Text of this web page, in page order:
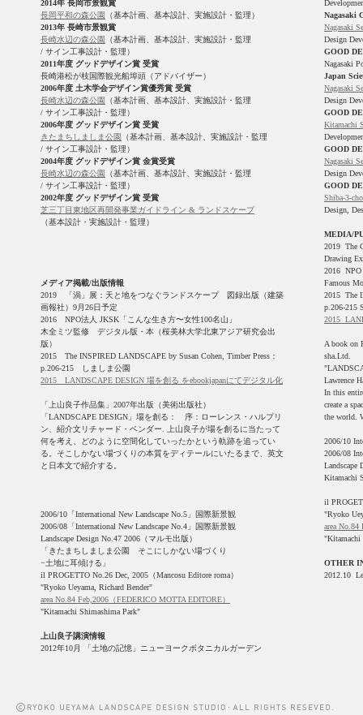
2014年 長岡市景観賞
長岡平和の森公園
（基本計画、基本設計、実施設計・監理）
2013年 長崎市景観賞
長崎水辺の森公園
（基本計画、基本設計、実施設計・監理
/ サイン工事設計・監理）
2011年度 グッドデザイン賞 受賞
長崎港松が枝国際観光船埠頭（アドバイザー）
2006年度 土木学会デザイン賞優秀賞 受賞
長崎水辺の森公園
（基本計画、基本設計、実施設計・監理
/ サイン工事設計・監理）
2006年度 グッドデザイン賞 受賞
きたまちしましま公園
（基本計画、基本設計、実施設計・監理
/ サイン工事設計・監理）
2004年度 グッドデザイン賞 金賞受賞
長崎水辺の森公園
（基本計画、基本設計、実施設計・監理
/ サイン工事設計・監理）
2002年度 グッドデザイン賞 受賞
芝三丁目東地区再開発事業ガイドライン & ランドスケープ
（基本設計・実施設計・監理）
メディア掲載/出版情報
2019 「渦」展：天と地をつなぐランドスケープ 図録出版（建築
画報社）9月26日予定
2016 NPO法人 JKSK「こんな生き方〜女性100名山」
木全ミツ監修 デジタル版・本（桜美林大学北東アジア研究会出
版）
2015 The INSPIRED LANDSCAPE by Susan Cohen, Timber Press：
p.206-215 しましま公園
2015 LANDSCAPE DESIGN 場を創る をebookjapanにてデジタル化
「上山良子作品集」2007年出版（美術出版社）
「LANDSCAPE DESIGN」場を創る： 序：ローレンス・ハルプリ
ン、紹介文リチャード・ベンダー. 上山良子が場を創るに当たって
何を考え、どのように空間化していったかという軌跡を追ってい
る。そこしかない場づくりの本質をディテールにいたるまで、英文
と日本文で紹介する。
2006/10「International New Landscape No.5」国際新景観
2006/08「International New Landscape No.4」国際新景観
Landscape Design No.47 2006（マルモ出版）
「きたまちしましま公園 そこにしかない場づくり
−土地に耳傾ける」
il PROGETTO No.26 Dec, 2005（Mancosu Editore roma）
"Ryoko Ueyama, Richard Bender"
area No.84 Feb,2006（FEDERICO MOTTA EDITORE）
"Kitamachi Shimashima Park"
上山良子講演情報
2012年10月 「土地の記憶」ニューヨークボタニカルガーデン
Nagasaki
Nagasaki
Design
GOOD
Nagasaki
Japan
Nagasaki
Design
GOOD
Kitamachi
GOOD
Nagasaki
Design
GOOD
Shiba-3-
Design,
MEDIA/
2019 The
Drawing
2016 NPO
Famous
2015 The
p.206-215
2015
A book on
sha.Ltd.
Lawrence
In this
create a
the world.
2006/10
2006/08
Landscape
Kitamachi
il
"Ryoko
area
"Kitamachi
OTHER
2012.10